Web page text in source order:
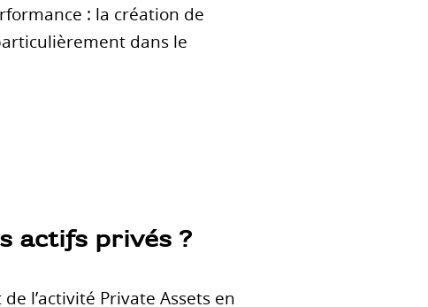
: la création de
dans le
actifs privés ?
l’activité Private Assets en